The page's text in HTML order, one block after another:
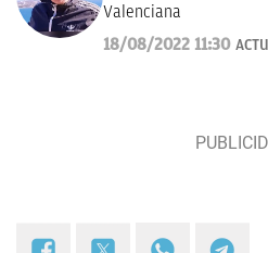
Valenciana
18/08/2022 11:30